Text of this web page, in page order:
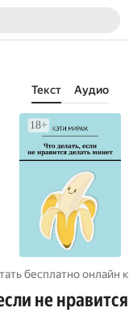
Текст Аудио
бесплатно онлайн
не